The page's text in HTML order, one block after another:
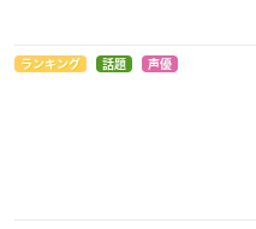
銀河英
ue
ヤン
ランキング 話題 声優